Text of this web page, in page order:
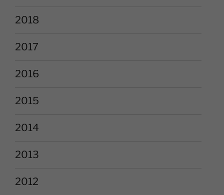
2018
2017
2016
2015
2014
2013
2012